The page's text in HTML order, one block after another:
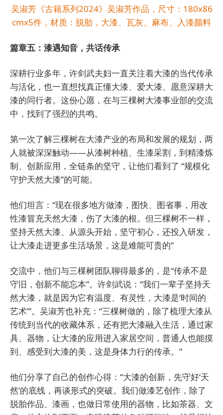
吴淑芳《古籍系列2024》吴淑芳作品，尺寸：180x86
cmx5件，材质：脱胎，大漆、瓦灰、麻布、入漆颜料
篇章五：漆遇知音，共话传承
深耕行业多年，许剑武夫妇一直关注着大漆的当代传承
与活化，也一直想找真正懂大漆、爱大漆、愿意深耕大
漆的同行者。这份心愿，在与三棵树大漆事业部的交流
中，找到了强烈的共鸣。
第一次了解三棵树在大漆产业的布局和发展的规划，两
人就被深深触动——从漆树种植、生漆采割，到精漆炼
制、创新应用，全链条的坚守，让他们看到了 “规模化
守护天然大漆”的可能。
他们坦言：“现在很多地方做漆，图快、图省事，用改
性漆冒充天然大漆，伤了大漆的根。但三棵树不一样，
坚持天然大漆、从源头开始，坚守初心，还投入研发，
让大漆走进更多生活场景，这是难能可贵的”
交流中，他们与三棵树团队聊得最多的，是“传承不是
守旧，创新不能忘本”。许剑武说：“我们一辈子坚持天
然大漆，就是因为它有温度、有灵性，大漆是‘时间的
艺术’”。吴淑芳也补充：“三棵树做的，除了梳理大漆从
传统到当代的收藏体系，还有把大漆融入生活，通过家
具、器物，让大漆的应用进入家居空间，普通人也能摸
到、感受到大漆的美，这是身体力行的传承。”
他们分享了自己的创作心得：“大漆的创新，先守好‘天
然’的底线，再谈形式的突破。我们做漆艺创作，除了
脱胎作品、漆画，也做日常使用的器物，比如茶器、文